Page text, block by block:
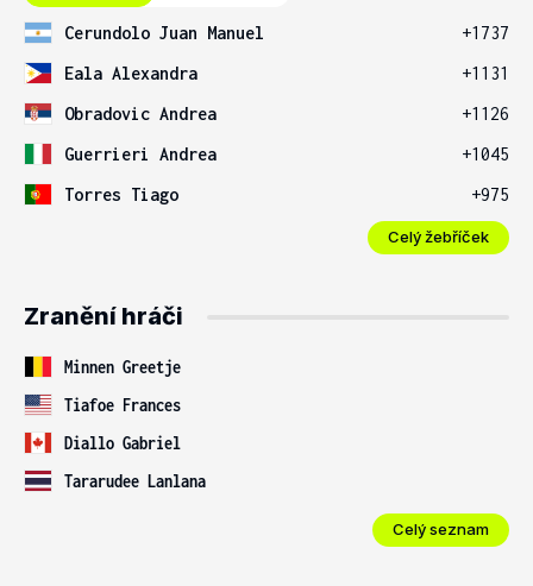
Cerundolo Juan Manuel
+1737
Eala Alexandra
+1131
Obradovic Andrea
+1126
Guerrieri Andrea
+1045
Torres Tiago
+975
Celý žebříček
Zranění hráči
Minnen Greetje
Tiafoe Frances
Diallo Gabriel
Tararudee Lanlana
Celý seznam